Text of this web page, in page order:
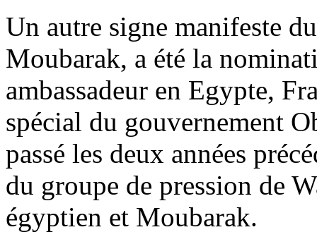
Un autre signe manifeste
Moubarak, a été la
ambassadeur en Egypte,
spécial du gouvernement
passé les deux années
du groupe de pression de
égyptien et Moubarak.